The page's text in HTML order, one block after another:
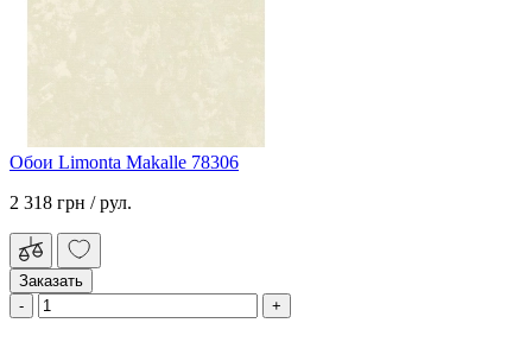
Обои Limonta Makalle 78306
2 318 грн / рул.
Заказать